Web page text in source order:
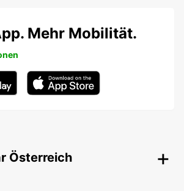
Mehr Mobilität.
Österreich